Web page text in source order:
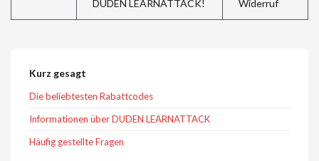
DUDEN LEARNATTACK!
Widerruf
Kurz gesagt
Die beliebtesten Rabattcodes
Informationen über DUDEN LEARNATTACK
Häufig gestellte Fragen